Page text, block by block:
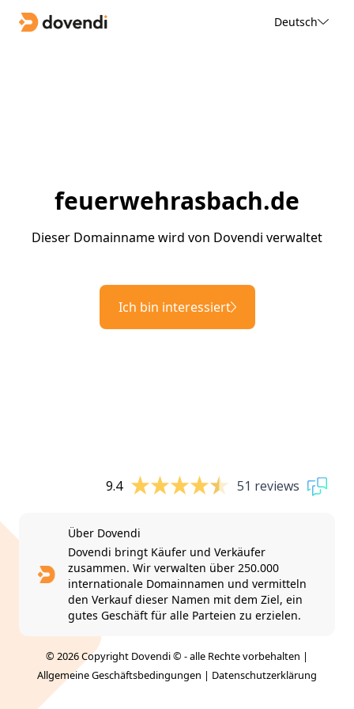
Deutsch
feuerwehrasbach.de
Dieser Domainname wird von Dovendi verwaltet
Ich bin interessiert
9.4 51 reviews
Über Dovendi
Dovendi bringt Käufer und Verkäufer
zusammen. Wir verwalten über 250.000
internationale Domainnamen und vermitteln
den Verkauf dieser Namen mit dem Ziel, ein
gutes Geschäft für alle Parteien zu erzielen.
© 2026 Copyright Dovendi © - alle Rechte vorbehalten |
Allgemeine Geschäftsbedingungen | Datenschutzerklärung